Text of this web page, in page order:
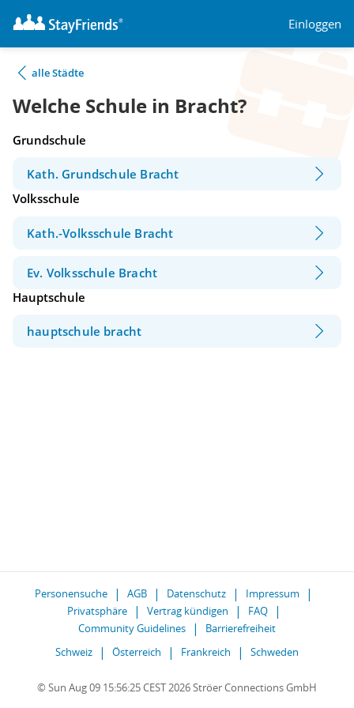
Einloggen
alle Städte
Welche Schule in Bracht?
Grundschule
Kath. Grundschule Bracht
Volksschule
Kath.-Volksschule Bracht
Ev. Volksschule Bracht
Hauptschule
hauptschule bracht
Personensuche AGB Datenschutz
Impressum
Privatsphäre
Vertrag kündigen
FAQ
Community Guidelines
Barrierefreiheit
Schweiz
Österreich Frankreich Schweden
© Sun Aug 09 15:56:25 CEST 2026 Ströer Connections GmbH